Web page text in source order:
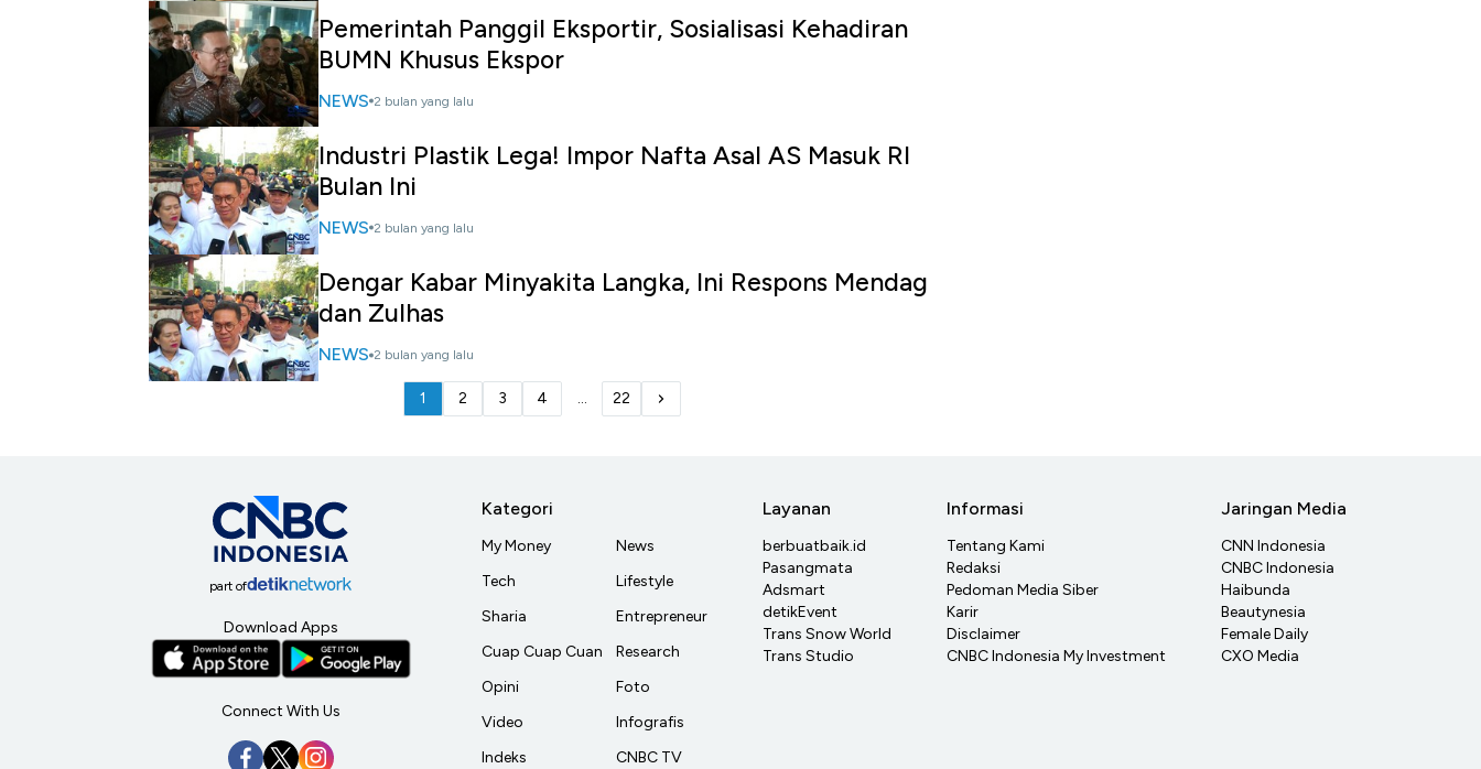
Pemerintah Panggil Eksportir, Sosialisasi Kehadiran
BUMN Khusus Ekspor
NEWS 2 bulan yang lalu
Industri Plastik Lega! Impor Nafta Asal AS Masuk RI
Bulan Ini
NEWS 2 bulan yang lalu
Dengar Kabar Minyakita Langka, Ini Respons Mendag
dan Zulhas
NEWS 2 bulan yang lalu
1 2 3 4 ... 22
part of
Download Apps
Connect With Us
Kategori
My Money
Tech
Sharia
Cuap Cuap Cuan
Opini
Video
Indeks
News
Lifestyle
Entrepreneur
Research
Foto
Infografis
CNBC TV
Layanan
berbuatbaik.id
Pasangmata
Adsmart
detikEvent
Trans Snow World
Trans Studio
Informasi
Tentang Kami
Redaksi
Pedoman Media Siber
Karir
Disclaimer
CNBC Indonesia My Investment
Jaringan Media
CNN Indonesia
CNBC Indonesia
Haibunda
Beautynesia
Female Daily
CXO Media